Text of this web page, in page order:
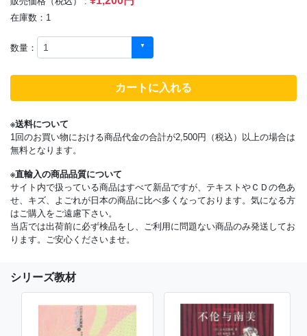
商品コード: bk09090303
販売価格（税込） :
在庫数：1
※送料について
1回のお買い物における商品代金の合計が2,500円（税込）以上の場合は
無料となります。
※直輸入の商品品質について
サイト内で扱っている商品はすべて新品ですが、テキストやＣＤの色あ
せ、キズ、よごれが日本の商品に比べ多くなっております。気になる方
はご購入をご遠慮下さい。
当店では出荷前に必ず検品をし、ご利用に問題ない商品のみ発送してお
シリーズ教材